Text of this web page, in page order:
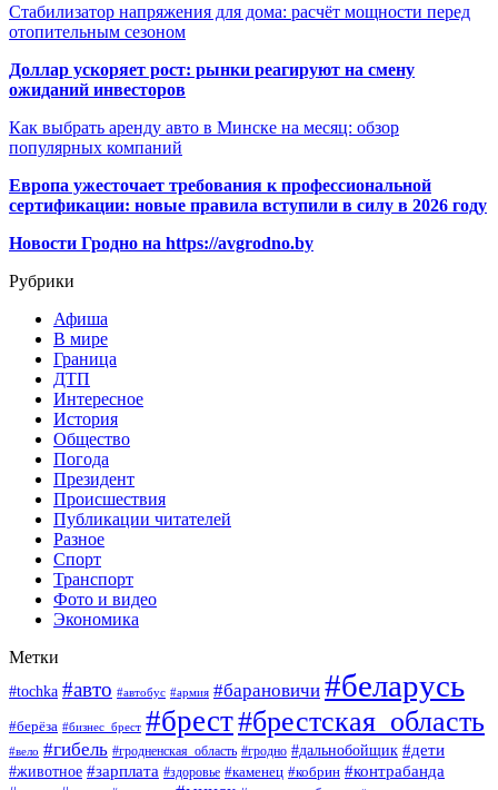
Стабилизатор напряжения для дома: расчёт мощности перед
отопительным сезоном
Доллар ускоряет рост: рынки реагируют на смену
ожиданий инвесторов
Как выбрать аренду авто в Минске на месяц: обзор
популярных компаний
Европа ужесточает требования к профессиональной
сертификации: новые правила вступили в силу в 2026 году
Новости Гродно на https://avgrodno.by
Рубрики
Афиша
В мире
Граница
ДТП
Интересное
История
Общество
Погода
Президент
Происшествия
Публикации читателей
Разное
Спорт
Транспорт
Фото и видео
Экономика
Метки
#tochka #авто #автобус #армия #барановичи #беларусь
#берёза #бизнес_брест #брест#брестская_область
#вело #гибель #гродненская_область #гродно #дальнобойщик #дети
#животное #зарплата #здоровье #каменец #кобрин #контрабанда